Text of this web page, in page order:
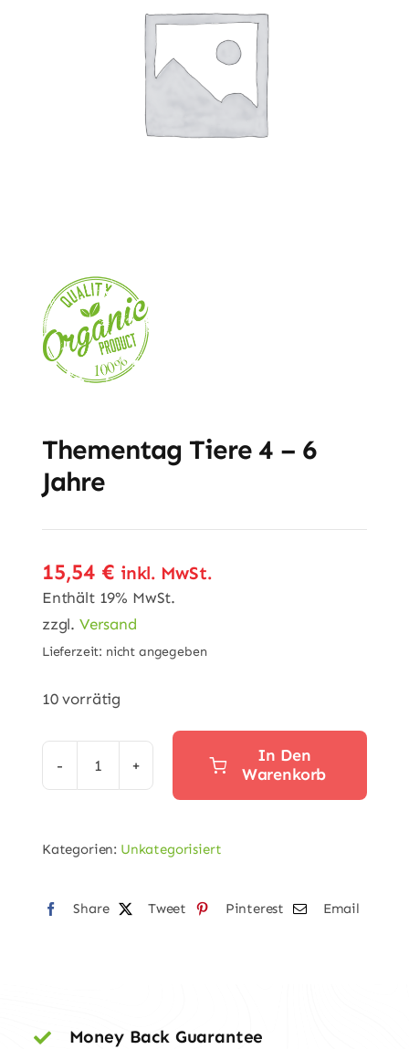
Thementag Tiere 4 – 6
Jahre
15,54 € inkl. MwSt.
Enthält 19% MwSt.
zzgl. Versand
Lieferzeit: nicht angegeben
10 vorrätig
Thementag
-
Jahre
In Den
Warenkorb
Kategorien: Unkategorisiert
Share Tweet Pinterest Email
Money Back Guarantee